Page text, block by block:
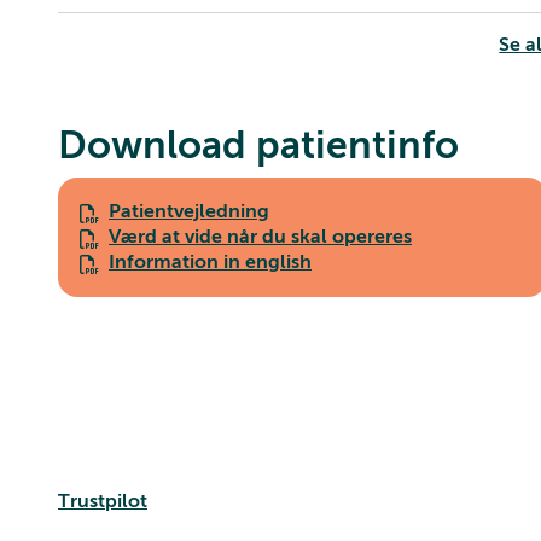
Se
Download patientinfo
Patientvejledning
Værd at vide når du skal opereres
Information in english
Trustpilot